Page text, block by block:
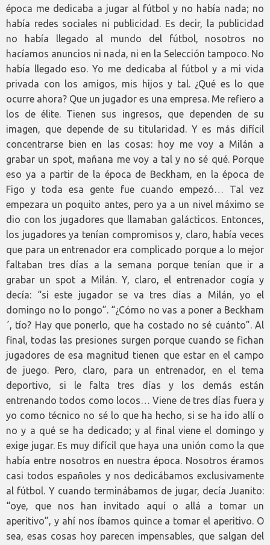
época me dedicaba a jugar al fútbol y no había nada; no
había redes sociales ni publicidad. Es decir, la publicidad
no había llegado al mundo del fútbol, nosotros no
hacíamos anuncios ni nada, ni en la Selección tampoco. No
había llegado eso. Yo me dedicaba al fútbol y a mi vida
privada con los amigos, mis hijos y tal. ¿Qué es lo que
ocurre ahora? Que un jugador es una empresa. Me refiero a
los de élite. Tienen sus ingresos, que dependen de su
imagen, que depende de su titularidad. Y es más difícil
concentrarse bien en las cosas: hoy me voy a Milán a
grabar un spot, mañana me voy a tal y no sé qué. Porque
eso ya a partir de la época de Beckham, en la época de
Figo y toda esa gente fue cuando empezó… Tal vez
empezara un poquito antes, pero ya a un nivel máximo se
dio con los jugadores que llamaban galácticos. Entonces,
los jugadores ya tenían compromisos y, claro, había veces
que para un entrenador era complicado porque a lo mejor
faltaban tres días a la semana porque tenían que ir a
grabar un spot a Milán. Y, claro, el entrenador cogía y
decía: “si este jugador se va tres días a Milán, yo el
domingo no lo pongo”. “¿Cómo no vas a poner a Beckham
´, tío? Hay que ponerlo, que ha costado no sé cuánto”. Al
final, todas las presiones surgen porque cuando se fichan
jugadores de esa magnitud tienen que estar en el campo
de juego. Pero, claro, para un entrenador, en el tema
deportivo, si le falta tres días y los demás están
entrenando todos como locos… Viene de tres días fuera y
yo como técnico no sé lo que ha hecho, si se ha ido allí o
no y a qué se ha dedicado; y al final viene el domingo y
exige jugar. Es muy difícil que haya una unión como la que
había entre nosotros en nuestra época. Nosotros éramos
casi todos españoles y nos dedicábamos exclusivamente
al fútbol. Y cuando terminábamos de jugar, decía Juanito:
“oye, que nos han invitado aquí o allá a tomar un
aperitivo”, y ahí nos íbamos quince a tomar el aperitivo. O
sea, esas cosas hoy parecen impensables, que salgan del